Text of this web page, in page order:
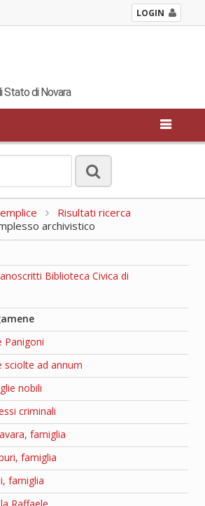
LOGIN
Stato di Novara
Risultati ricerca
archivistico
Biblioteca Civica di
Panigoni
sciolte ad annum
nobili
criminali
famiglia
famiglia
famiglia